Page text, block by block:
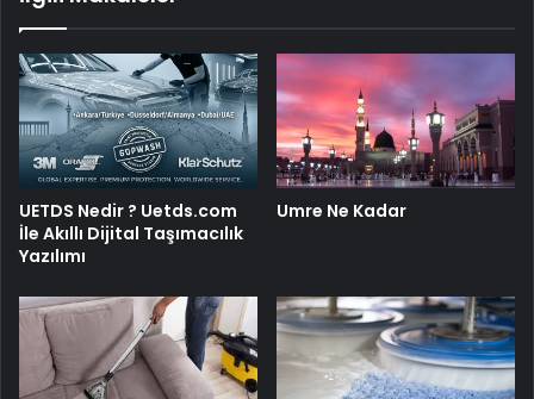
UETDS Nedir ? Uetds.com
İle Akıllı Dijital Taşımacılık
Yazılımı
Umre Ne Kadar